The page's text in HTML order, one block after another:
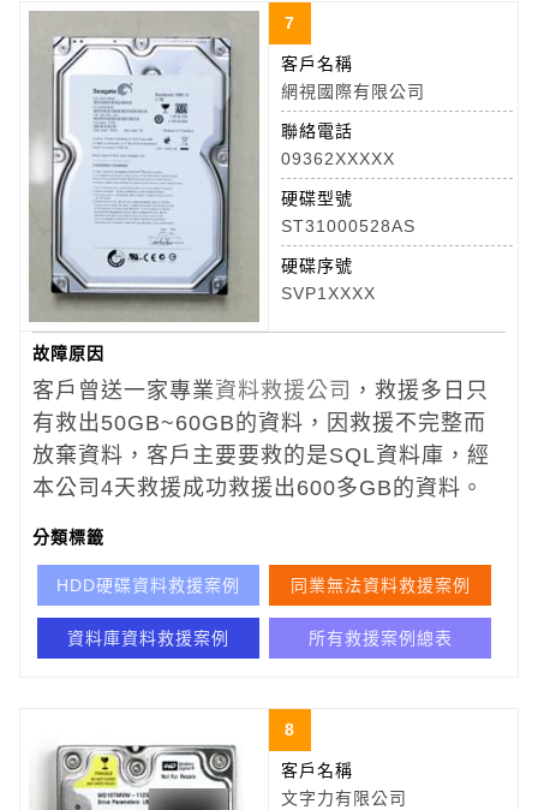
7
客戶名稱
網視國際有限公司
聯絡電話
09362XXXXX
硬碟型號
ST31000528AS
硬碟序號
SVP1XXXX
故障原因
客戶曾送一家專業資料救援公司
，救援多日只
有救出50GB~60GB的資料，因救援不完整而
放棄資料，客戶主要要救的是SQL資料庫，經
本公司4天救援成功救援出600多GB的資料。
分類標籤
HDD硬碟資料救援案例 同業無法資料救援案例
資料庫資料救援案例 所有救援案例總表
8
客戶名稱
文字力有限公司